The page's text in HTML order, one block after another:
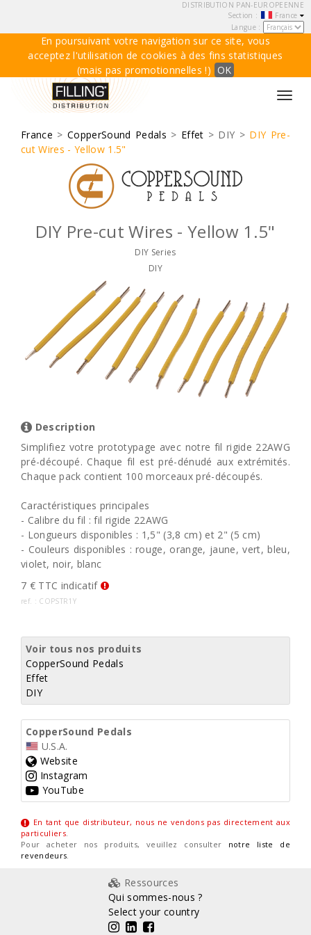
DISTRIBUTION PAN-EUROPEENNE
Section :
France
Langue :
En poursuivant votre navigation sur ce site, vous
acceptez l'utilisation de cookies à des fins statistiques
(mais pas promotionnelles !) OK
France > CopperSound Pedals > Effet > DIY > DIY Pre-
cut Wires - Yellow 1.5"
DIY Pre-cut Wires - Yellow 1.5"
DIY Series
DIY
Description
Simplifiez votre prototypage avec notre fil rigide 22AWG
pré-découpé. Chaque fil est pré-dénudé aux extrémités.
Chaque pack contient 100 morceaux pré-découpés.
Caractéristiques principales
- Calibre du fil : fil rigide 22AWG
- Longueurs disponibles : 1,5" (3,8 cm) et 2" (5 cm)
- Couleurs disponibles : rouge, orange, jaune, vert, bleu,
violet, noir, blanc
7 € TTC indicatif
ref. : COPSTR1Y
Voir tous nos produits
CopperSound Pedals
Effet
DIY
CopperSound Pedals
U.S.A.
Website
Instagram
YouTube
En tant que distributeur, nous ne vendons pas directement aux
particuliers.
Pour acheter nos produits, veuillez consulter notre liste de
revendeurs.
Ressources
Qui sommes-nous ?
Select your country